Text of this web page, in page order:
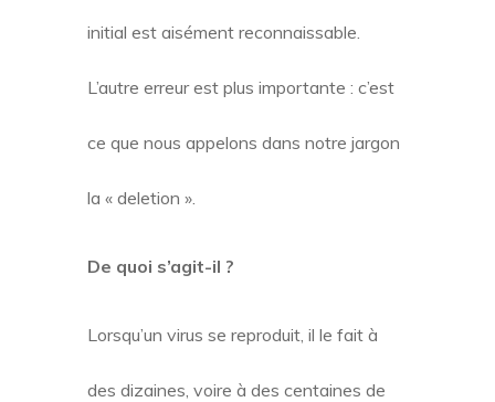
initial est aisément reconnaissable.
L’autre erreur est plus importante : c’est
ce que nous appelons dans notre jargon
la « deletion ».
De quoi s’agit-il ?
Lorsqu’un virus se reproduit, il le fait à
des dizaines, voire à des centaines de